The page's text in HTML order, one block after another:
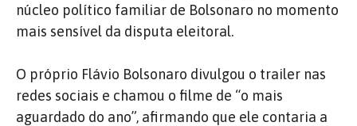
núcleo político familiar de Bolsonaro no momento
mais sensível da disputa eleitoral.
O próprio Flávio Bolsonaro divulgou o trailer nas
redes sociais e chamou o filme de “o mais
aguardado do ano”, afirmando que ele contaria a